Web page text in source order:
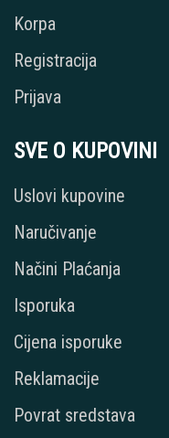
Korpa
Registracija
Prijava
SVE O KUPOVINI
Uslovi kupovine
Naručivanje
Načini Plaćanja
Isporuka
Cijena isporuke
Reklamacije
Povrat sredstava